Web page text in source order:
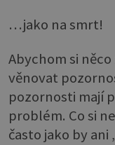
…jako na smrt!
Abychom si
věnovat
pozornosti mají
problém. Co si
často jako by ani